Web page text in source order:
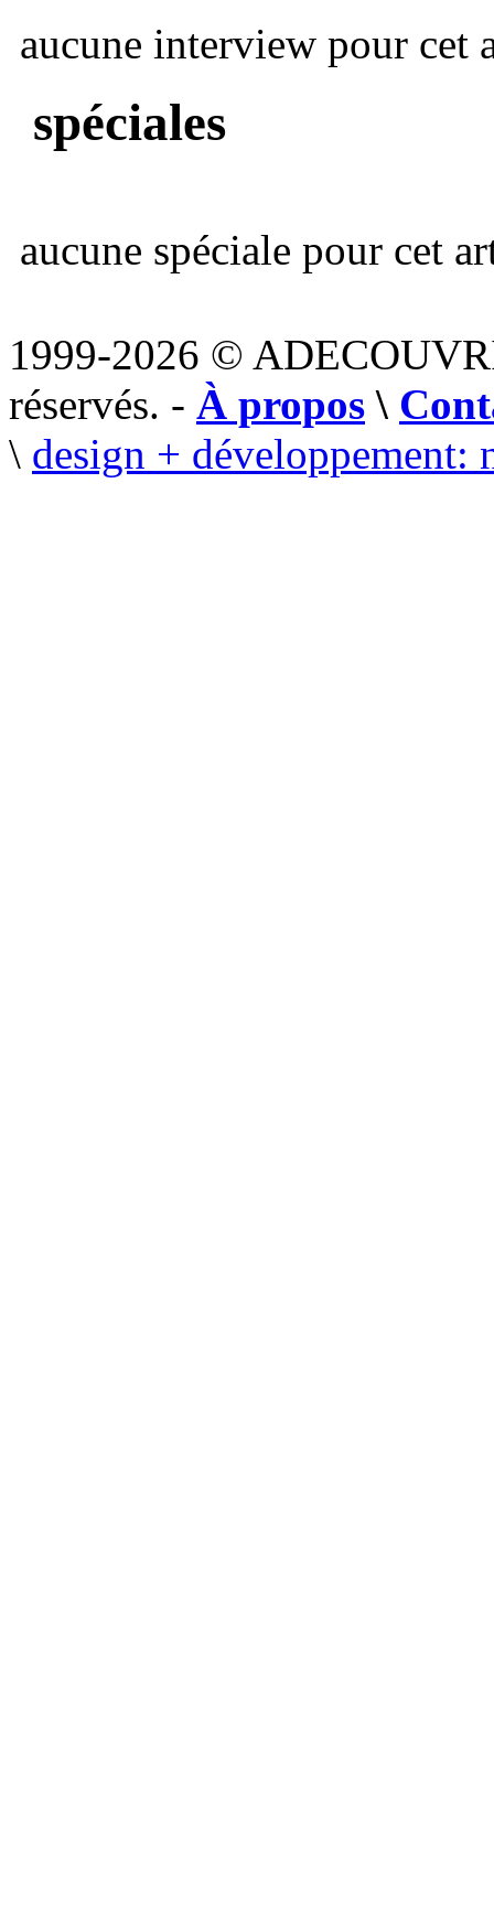
aucune interview pour cet
spéciales
aucune spéciale pour cet
1999-2026 ©
réservés. - À propos \
\ design + développement: